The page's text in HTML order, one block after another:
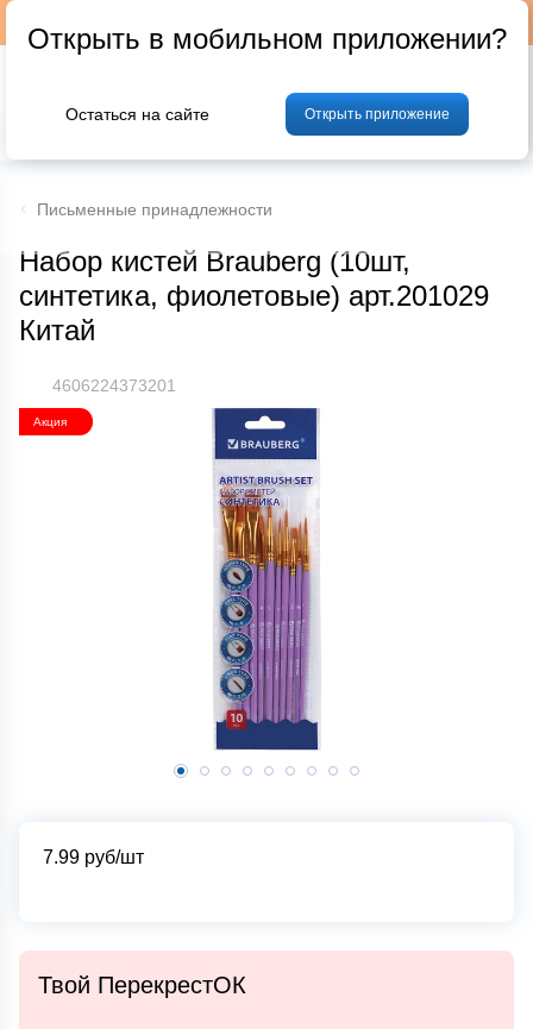
Фрукты и овощи Мясо Птица
Письменные принадлежности
Набор кистей Brauberg (10шт,
синтетика, фиолетовые) арт.201029
Китай
4606224373201
Акция
7.99 руб/шт
Твой ПерекрестОК
Открыть в мобильном приложении?
Остаться на сайте Открыть приложение